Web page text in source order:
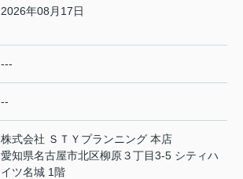
2026年08月17日
---
--
株式会社 ＳＴＹプランニング 本店
愛知県名古屋市北区柳原３丁目3-5 シティハ
イツ名城 1階